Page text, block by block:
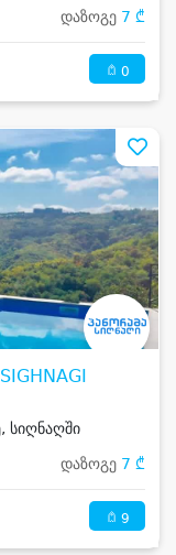
დაზოგე 7 ₾
0
სიღნაღში
დაზოგე 7 ₾
9